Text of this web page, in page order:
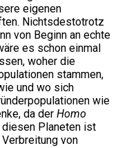
eigenen
Nichtsdestotrotz
von Beginn an echte
es schon einmal
woher die
stammen,
und wo sich
wie
da der Homo
Planeten ist
von